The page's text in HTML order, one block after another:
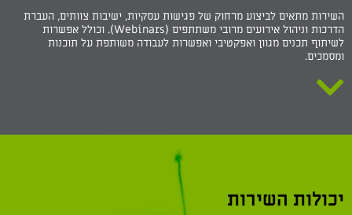
השירות מתאים לביצוע מרחוק של פגישות עסקיות, ישיבות צוותים, העברת
הדרכות וניהול אירועים מרובי משתתפים (Webinars). וכולל אפשרות
לשיתוף תכנים מגוון ואפקטיבי ואפשרות לעבודה משותפת על תוכנות
ומסמכים.
יכולות השירות